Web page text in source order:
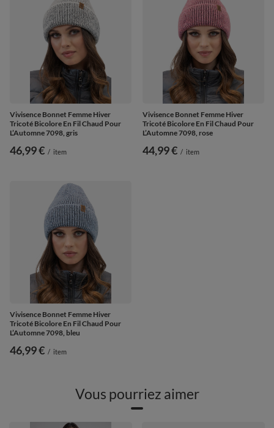
Vivisence Bonnet Femme Hiver
Tricoté Bicolore En Fil Chaud Pour
L’Automne 7098, gris
46,99 € / item
Vivisence Bonnet Femme Hiver
Tricoté Bicolore En Fil Chaud Pour
L’Automne 7098, rose
44,99 € / item
Vivisence Bonnet Femme Hiver
Tricoté Bicolore En Fil Chaud Pour
L’Automne 7098, bleu
46,99 € / item
Vous pourriez aimer